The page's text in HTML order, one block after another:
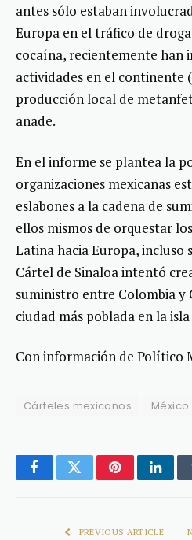
antes sólo estaban
Europa en el tráfico de
cocaína, recientemente han
actividades en el
producción local de
añade.
En el informe se plantea la
organizaciones mexicanas
eslabones a la cadena de
ellos mismos de orquestar
Latina hacia Europa, incluso
Cártel de Sinaloa intentó
suministro entre Colombia y
ciudad más poblada en la isla
Con información de Político
Cárteles mexicanos México
FacebookTwitterPinterest
PREVIOUS ARTICLE